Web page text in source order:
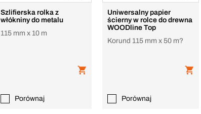
Szlifierska rolka z
włókniny do metalu
115 mm x 10 m
Porównaj
Uniwersalny papier
ścierny w rolce do drewna
WOODline Top
Korund 115 mm x 50 m?
Porównaj